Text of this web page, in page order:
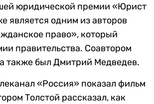
юридической премии «Юрист
является одним из авторов
право», который
правительства. Соавтором
также был Дмитрий Медведев.
«Россия» показал фильм
Толстой рассказал, как